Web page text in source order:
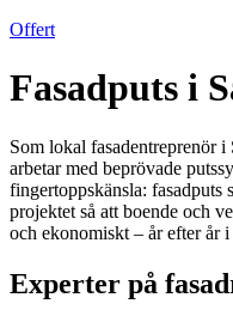
Offert
Fasadputs i
Som lokal fasadentreprenör
arbetar med beprövade
fingertoppskänsla: fasadputs
projektet så att boende och
och ekonomiskt – år efter år
Experter på